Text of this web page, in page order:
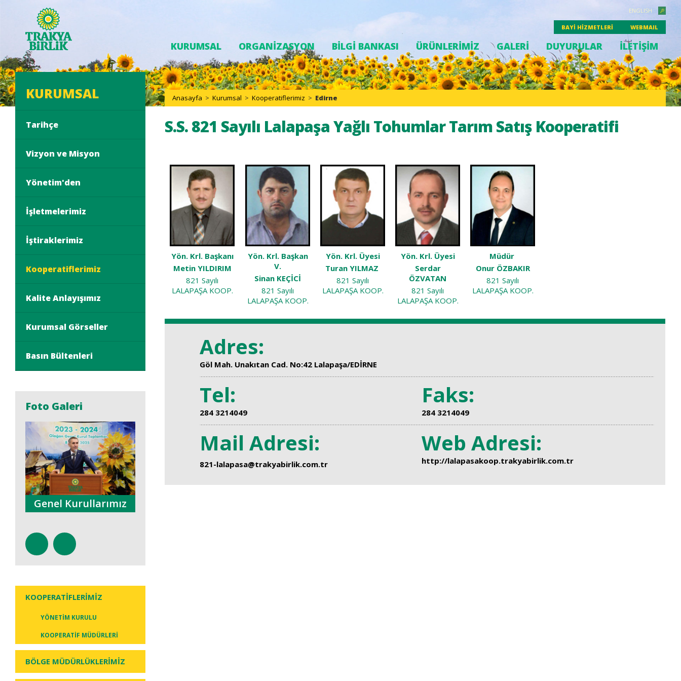
ENGLISH
BAYİ HİZMETLERİ WEBMAIL
KURUMSAL ORGANİZASYON BİLGİ BANKASI ÜRÜNLERİMİZ GALERİ DUYURULAR İLETİŞİM
Anasayfa > Kurumsal > Kooperatiflerimiz > Edirne
S.S. 821 Sayılı Lalapaşa Yağlı Tohumlar Tarım Satış Kooperatifi
Yön. Krl. Başkanı
Metin YILDIRIM
821 Sayılı
LALAPAŞA KOOP.
Yön. Krl. Başkan
V.
Sinan KEÇİCİ
821 Sayılı
LALAPAŞA KOOP.
Yön. Krl. Üyesi
Turan YILMAZ
821 Sayılı
LALAPAŞA KOOP.
Yön. Krl. Üyesi
Serdar
ÖZVATAN
821 Sayılı
LALAPAŞA KOOP.
Müdür
Onur ÖZBAKIR
821 Sayılı
LALAPAŞA KOOP.
Adres:
Göl Mah. Unakıtan Cad. No:42 Lalapaşa/EDİRNE
Tel: Faks:
284 3214049 284 3214049
Mail Adresi: Web Adresi:
821-lalapasa@trakyabirlik.com.tr http://lalapasakoop.trakyabirlik.com.tr
KURUMSAL
Tarihçe
Vizyon ve Misyon
Yönetim'den
İşletmelerimiz
İştiraklerimiz
Kooperatiflerimiz
Kalite Anlayışımız
Kurumsal Görseller
Basın Bültenleri
Foto Galeri
İlan ve
Reklamlarımız
Faaliyetlerimiz
KOOPERATİFLERİMİZ
YÖNETİM KURULU
KOOPERATİF MÜDÜRLERİ
BÖLGE MÜDÜRLÜKLERİMİZ